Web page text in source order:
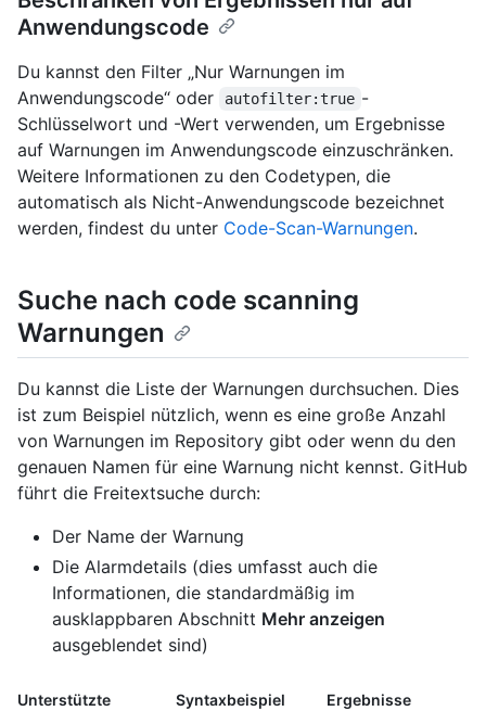
Anwendungscode
Du kannst den Filter „Nur Warnungen im
Anwendungscode“ oder
autofilter:true -
Schlüsselwort und -Wert verwenden, um Ergebnisse
auf Warnungen im Anwendungscode einzuschränken.
Weitere Informationen zu den Codetypen, die
automatisch als Nicht-Anwendungscode bezeichnet
werden, findest du unter Code-Scan-Warnungen.
Suche nach code scanning
Warnungen
Du kannst die Liste der Warnungen durchsuchen. Dies
ist zum Beispiel nützlich, wenn es eine große Anzahl
von Warnungen im Repository gibt oder wenn du den
genauen Namen für eine Warnung nicht kennst. GitHub
führt die Freitextsuche durch:
Der Name der Warnung
Die Alarmdetails (dies umfasst auch die
Informationen, die standardmäßig im
ausklappbaren Abschnitt Mehr anzeigen
ausgeblendet sind)
Unterstützte
Syntaxbeispiel Ergebnisse